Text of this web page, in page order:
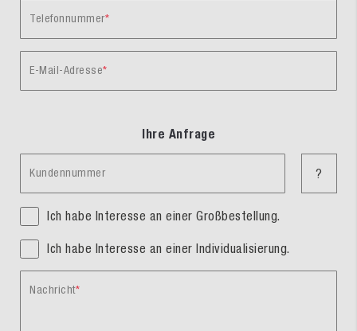
Telefonnummer
E-Mail-Adresse
Ihre Anfrage
Kundennummer ?
Ich habe Interesse an einer Großbestellung.
Ich habe Interesse an einer Individualisierung.
Nachricht